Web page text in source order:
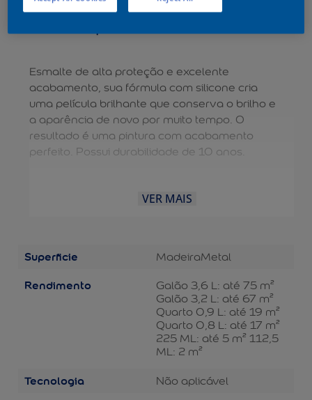
Esmalte de alta proteção e excelente
acabamento, sua fórmula com silicone cria
uma película brilhante que conserva o brilho e
a aparência de novo por muito tempo. O
resultado é uma pintura com acabamento
perfeito. Possui durabilidade de 10 anos.
VER MAIS
Superficie MadeiraMetal
Rendimento
Galão 3,6 L: até 75 m²
Galão 3,2 L: até 67 m²
Quarto 0,9 L: até 19 m²
Quarto 0,8 L: até 17 m²
225 ML: até 5 m² 112,5
ML: 2 m²
Tecnologia Não aplicável